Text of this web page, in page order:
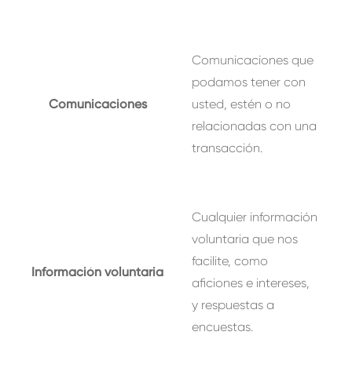
Comunicaciones
Comunicaciones que
podamos tener con
usted, estén o no
relacionadas con una
transacción.
Información voluntaria
Cualquier información
voluntaria que nos
facilite, como
aficiones e intereses,
y respuestas a
encuestas.